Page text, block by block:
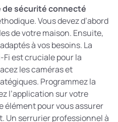
de sécurité connecté
Vous devez d’abord
de votre maison. Ensuite,
à vos besoins. La
est cruciale pour la
les caméras et
Programmez la
l’application sur votre
élément pour vous assurer
Un serrurier professionnel à